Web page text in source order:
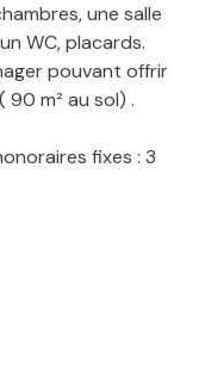
une salle
WC, placards.
pouvant offrir
m² au sol) .
fixes : 3